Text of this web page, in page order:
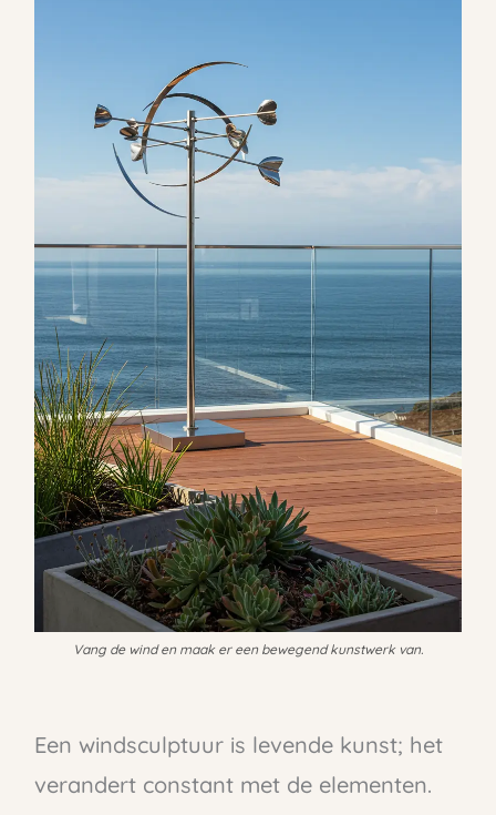
Vang de wind en maak er een bewegend kunstwerk van.
Een windsculptuur is levende kunst; het
verandert constant met de elementen.